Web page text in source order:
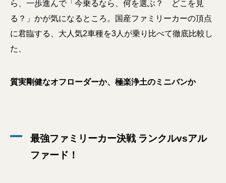
ら、一歩進んで「今乗るなら、何を選ぶ？ どこを見
る？」かが気になるところ。国産ファミリーカーの頂点
に君臨する、大人気2車種を3人が乗り比べて徹底比較し
た、
質実剛健なオフローダーか、極楽浄土のミニバンか
最強ファミリーカー決戦 ランクルvsアル
ファード！